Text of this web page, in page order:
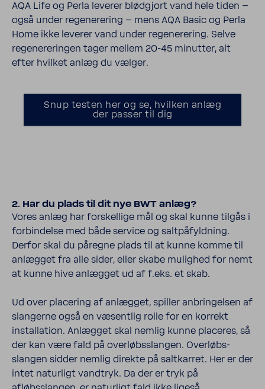
AQA Life og Perla leverer blødgjort vand hele tiden –
også under regenerering – mens AQA Basic og Perla
Home ikke leverer vand under regenerering. Selve
regenereringen tager mellem 20-45 minutter, alt
efter hvilket anlæg du vælger.
Snup testen her og se, hvilken anlæg
der passer til dig
2. Har du plads til dit nye BWT anlæg?
Vores anlæg har forskel­lige mål og skal kunne tilgås i
forbin­delse med både service og salt­på­fyld­ning.
Derfor skal du påregne plads til at kunne komme til
anlægget fra alle sider, eller skabe mulighed for nemt
at kunne hive anlægget ud af f.eks. et skab.
Ud over place­ring af anlægget, spiller anbrin­gelsen af
slan­gerne også en væsentlig rolle for en korrekt
instal­la­tion. Anlægget skal nemlig kunne plac­eres, så
der kan være fald på over­løbs­slangen. Over­løbs­
slangen sidder nemlig direkte på salt­karret. Her er der
intet natur­ligt vand­tryk. Da der er tryk på